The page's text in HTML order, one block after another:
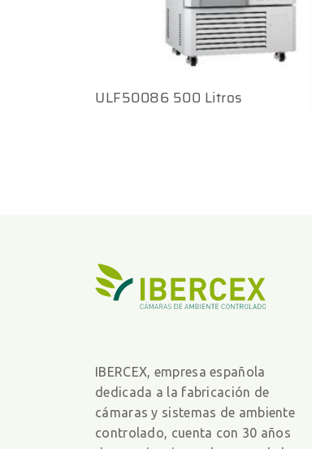
ULF50086 500 Litros
IBERCEX, empresa española
dedicada a la fabricación de
cámaras y sistemas de ambiente
controlado, cuenta con 30 años